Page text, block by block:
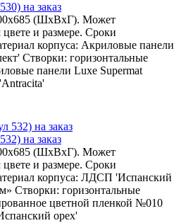
на заказ
(ШхВхГ). Может
и размере. Сроки
корпуса: Акриловые панели
Створки: горизонтальные
панели Luxe Supermat
на заказ
(ШхВхГ). Может
и размере. Сроки
корпуса: ЛДСП 'Испанский
Створки: горизонтальные
цветной пленкой №010
орех'